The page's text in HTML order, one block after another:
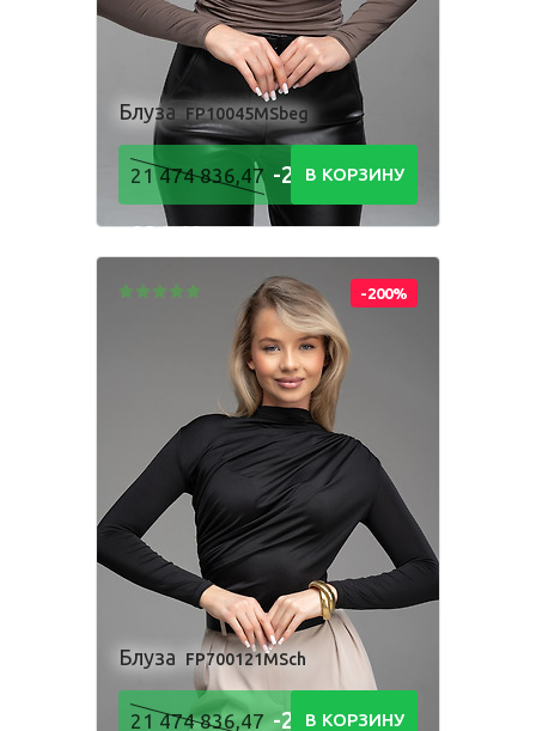
Блуза Боди Брюки
Джемпер Костюм
Лонгслив Толстовка
Футболка Шорты
Блуза FP10045MSbeg
21 474 836,47 -21 474
836,48Р
В КОРЗИНУ
-200%
Блуза FP700121MSch
21 474 836,47 -21 474
В КОРЗИНУ